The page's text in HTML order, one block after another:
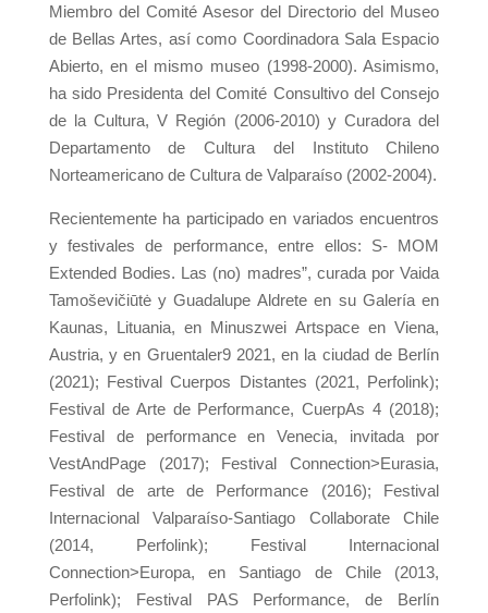
Miembro del Comité Asesor del Directorio del Museo
de Bellas Artes, así como Coordinadora Sala Espacio
Abierto, en el mismo museo (1998-2000). Asimismo,
ha sido Presidenta del Comité Consultivo del Consejo
de la Cultura, V Región (2006-2010) y Curadora del
Departamento de Cultura del Instituto Chileno
Norteamericano de Cultura de Valparaíso (2002-2004).
Recientemente ha participado en variados encuentros
y festivales de performance, entre ellos: S- MOM
Extended Bodies. Las (no) madres”, curada por Vaida
Tamoševičiūtė y Guadalupe Aldrete en su Galería en
Kaunas, Lituania, en Minuszwei Artspace en Viena,
Austria, y en Gruentaler9 2021, en la ciudad de Berlín
(2021); Festival Cuerpos Distantes (2021, Perfolink);
Festival de Arte de Performance, CuerpAs 4 (2018);
Festival de performance en Venecia, invitada por
VestAndPage (2017); Festival Connection>Eurasia,
Festival de arte de Performance (2016); Festival
Internacional Valparaíso-Santiago Collaborate Chile
(2014, Perfolink); Festival Internacional
Connection>Europa, en Santiago de Chile (2013,
Perfolink); Festival PAS Performance, de Berlín